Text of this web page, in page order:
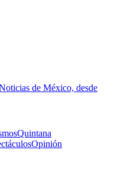
de México, desde
Quintana
Opinión